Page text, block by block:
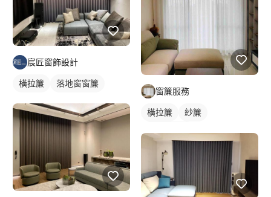
宸匠窗飾設計
橫拉簾 落地窗窗簾
窗簾服務
橫拉簾
紗簾